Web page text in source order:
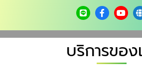
บริการของ